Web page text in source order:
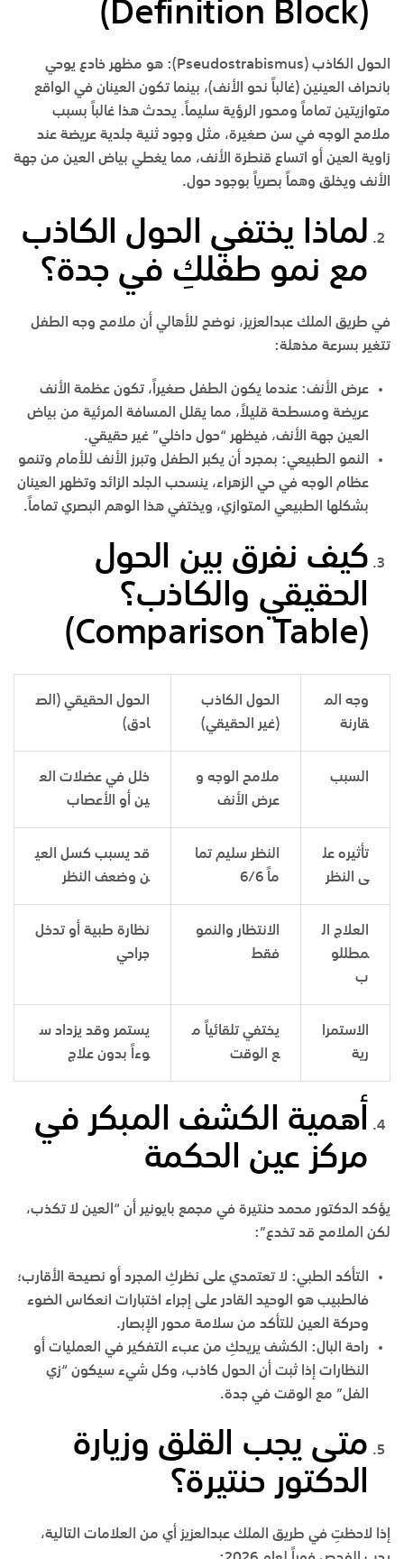
(
Definition Block
)
الحول الكاذب (Pseudostrabismus
): هو مظهر خادع يوحي
بانحراف العينين (غالباً نحو الأنف)، بينما تكون العينان في الواقع
متوازيتين تماماً ومحور الرؤية سليماً. يحدث هذا غالباً بسبب
ملامح الوجه في سن صغيرة، مثل وجود ثنية جلدية عريضة عند
زاوية العين أو اتساع قنطرة الأنف، مما يغطي بياض العين من جهة
الأنف ويخلق وهماً بصرياً بوجود حول.
لماذا يختفي الحول الكاذب
مع نمو طفلكِ في جدة؟
في طريق الملك عبدالعزيز، نوضح للأهالي أن ملامح وجه الطفل
تتغير بسرعة مذهلة:
عرض الأنف: عندما يكون الطفل صغيراً، تكون عظمة الأنف
عريضة ومسطحة قليلاً، مما يقلل المسافة المرئية من بياض
العين جهة الأنف، فيظهر “حول داخلي” غير حقيقي.
النمو الطبيعي: بمجرد أن يكبر الطفل وتبرز الأنف للأمام وتنمو
عظام الوجه في حي الزهراء، ينسحب الجلد الزائد وتظهر العينان
بشكلها الطبيعي المتوازي، ويختفي هذا الوهم البصري تماماً.
كيف نفرق بين الحول
الحقيقي والكاذب؟
(
Comparison Table
)
وجه الم
قارنة
الحول الكاذب
(غير الحقيقي)
الحول الحقيقي (الص
ادق)
السبب
ملامح الوجه و
عرض الأنف
خلل في عضلات الع
ين أو الأعصاب
تأثيره عل
ى النظر
النظر سليم تما
ماً 6/6
قد يسبب كسل العي
ن وضعف النظر
العلاج ال
مطللو
ب
الانتظار والنمو
فقط
نظارة طبية أو تدخل
جراحي
الاستمرا
رية
يختفي تلقائياً م
ع الوقت
يستمر وقد يزداد س
وءاً بدون علاج
أهمية الكشف المبكر في
مركز عين الحكمة
يؤكد الدكتور محمد حنتيرة في مجمع بايونير
أن “العين لا تكذب،
لكن الملامح قد تخدع”:
التأكد الطبي: لا تعتمدي على نظركِ المجرد أو نصيحة الأقارب؛
فالطبيب هو الوحيد القادر على إجراء اختبارات انعكاس الضوء
وحركة العين للتأكد من سلامة محور الإبصار.
راحة البال: الكشف يريحكِ من عبء التفكير في العمليات أو
النظارات إذا ثبت أن الحول كاذب، وكل شيء سيكون “زي
الفل” مع الوقت في جدة.
متى يجب القلق وزيارة
الدكتور حنتيرة؟
إذا لاحظتِ في طريق الملك عبدالعزيز
أي من العلامات التالية،